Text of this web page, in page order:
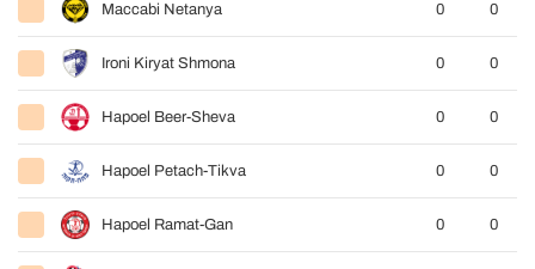
Maccabi Netanya 0 0
Ironi Kiryat Shmona 0 0
Hapoel Beer-Sheva 0 0
Hapoel Petach-Tikva 0 0
Hapoel Ramat-Gan 0 0